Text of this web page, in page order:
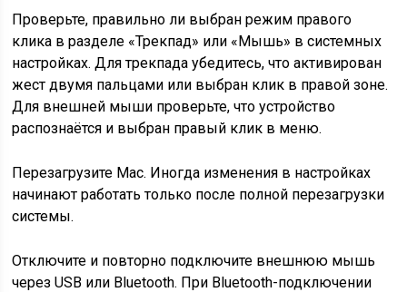
Проверьте, правильно ли выбран режим правого
клика в разделе «Трекпад» или «Мышь» в системных
настройках. Для трекпада убедитесь, что активирован
жест двумя пальцами или выбран клик в правой зоне.
Для внешней мыши проверьте, что устройство
распознаётся и выбран правый клик в меню.
Перезагрузите Mac. Иногда изменения в настройках
начинают работать только после полной перезагрузки
системы.
Отключите и повторно подключите внешнюю мышь
через USB или Bluetooth. При Bluetooth-подключении